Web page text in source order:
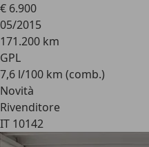
€ 6.900
05/2015
171.200 km
GPL
7,6 l/100 km (comb.)
Novità
Rivenditore
IT 10142